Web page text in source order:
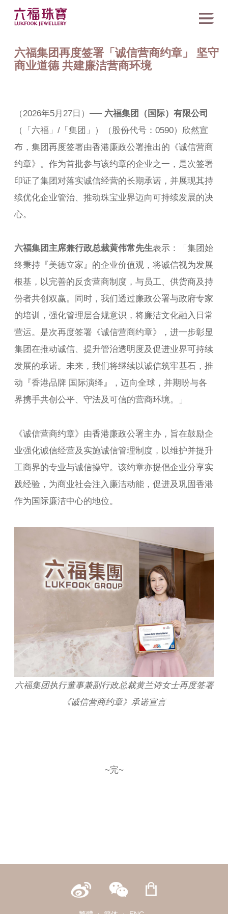
六福集团再度签署「诚信营商约章」 坚守
商业道德 共建廉洁营商环境
（2026年5月27日）── 六福集团（国际）有限公司
（「六福」/「集团」）（股份代号：0590）欣然宣
布，集团再度签署由香港廉政公署推出的《诚信营商
约章》。作为首批参与该约章的企业之一，是次签署
印证了集团对落实诚信经营的长期承诺，并展现其持
续优化企业管治、推动珠宝业界迈向可持续发展的决
心。
六福集团主席兼行政总裁黄伟常先生表示：「集团始
终秉持『美德立家』的企业价值观，将诚信视为发展
根基，以完善的反贪营商制度，与员工、供货商及持
份者共创双赢。同时，我们透过廉政公署与政府专家
的培训，强化管理层合规意识，将廉洁文化融入日常
营运。是次再度签署《诚信营商约章》，进一步彰显
集团在推动诚信、提升管治透明度及促进业界可持续
发展的承诺。未来，我们将继续以诚信筑牢基石，推
动『香港品牌 国际演绎』，迈向全球，并期盼与各
界携手共创公平、守法及可信的营商环境。」
《诚信营商约章》由香港廉政公署主办，旨在鼓励企
业强化诚信经营及实施诚信管理制度，以维护并提升
工商界的专业与诚信操守。该约章亦提倡企业分享实
践经验，为商业社会注入廉洁动能，促进及巩固香港
作为国际廉洁中心的地位。
六福集团执行董事兼副行政总裁黄兰诗女士再度签署
《诚信营商约章》承诺宣言
~完~